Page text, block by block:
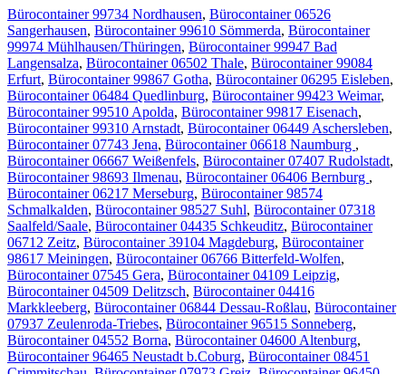
Bürocontainer 99734 Nordhausen, Bürocontainer 06526
Sangerhausen, Bürocontainer 99610 Sömmerda, Bürocontainer
99974 Mühlhausen/Thüringen, Bürocontainer 99947 Bad
Langensalza, Bürocontainer 06502 Thale, Bürocontainer 99084
Erfurt, Bürocontainer 99867 Gotha, Bürocontainer 06295 Eisleben,
Bürocontainer 06484 Quedlinburg, Bürocontainer 99423 Weimar,
Bürocontainer 99510 Apolda, Bürocontainer 99817 Eisenach,
Bürocontainer 99310 Arnstadt, Bürocontainer 06449 Aschersleben,
Bürocontainer 07743 Jena, Bürocontainer 06618 Naumburg ,
Bürocontainer 06667 Weißenfels, Bürocontainer 07407 Rudolstadt,
Bürocontainer 98693 Ilmenau, Bürocontainer 06406 Bernburg ,
Bürocontainer 06217 Merseburg, Bürocontainer 98574
Schmalkalden, Bürocontainer 98527 Suhl, Bürocontainer 07318
Saalfeld/Saale, Bürocontainer 04435 Schkeuditz, Bürocontainer
06712 Zeitz, Bürocontainer 39104 Magdeburg, Bürocontainer
98617 Meiningen, Bürocontainer 06766 Bitterfeld-Wolfen,
Bürocontainer 07545 Gera, Bürocontainer 04109 Leipzig,
Bürocontainer 04509 Delitzsch, Bürocontainer 04416
Markkleeberg, Bürocontainer 06844 Dessau-Roßlau, Bürocontainer
07937 Zeulenroda-Triebes, Bürocontainer 96515 Sonneberg,
Bürocontainer 04552 Borna, Bürocontainer 04600 Altenburg,
Bürocontainer 96465 Neustadt b.Coburg, Bürocontainer 08451